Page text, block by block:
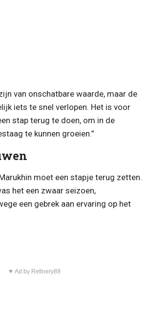
van onschatbare waarde, maar de
iets te snel verlopen. Het is voor
stap terug te doen, om in de
te kunnen groeien.”
moet een stapje terug zetten.
het een zwaar seizoen,
een gebrek aan ervaring op het
▼ Ad by Refinery89